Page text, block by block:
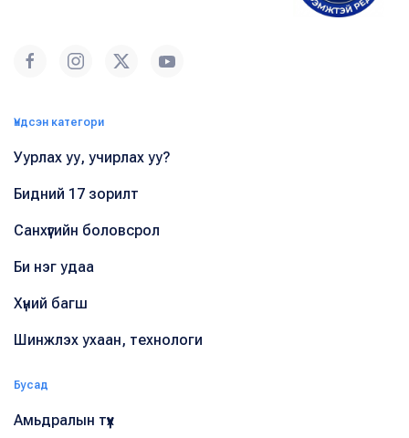
Үндсэн категори
Уурлах уу, учирлах уу?
Бидний 17 зорилт
Санхүүгийн боловсрол
Би нэг удаа
Хүний багш
Шинжлэх ухаан, технологи
Бусад
Амьдралын түүх